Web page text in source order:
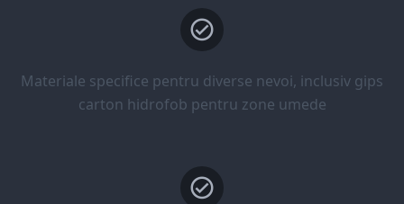
Materiale specifice pentru diverse nevoi, inclusiv gips
carton hidrofob pentru zone umede